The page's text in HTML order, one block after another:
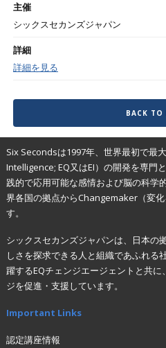
主催
シックスセカンズジャパン
詳細
詳細を見る
BACK TO
Six Secondsは1997年、世界最初で最
Intelligence; EQ又はEI）の開発を専門
践的で応用可能な感情および脳の科学
界各国の拠点からChangemaker（変
す。
シックスセカンズジャパンは、日本の
しさを探求できる人と組織であふれる
躍するEQチェンジエージェントと共
ジを促進・支援しています。
Important Links
認定講座情報